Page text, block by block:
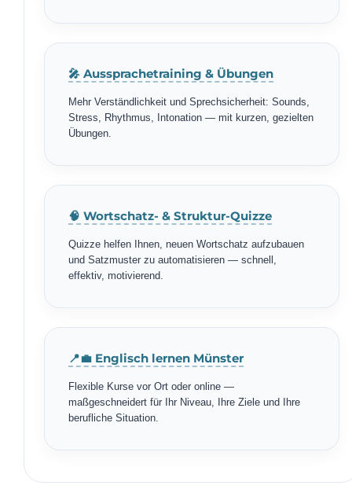
🎤 Aussprachetraining & Übungen
Mehr Verständlichkeit und Sprechsicherheit: Sounds,
Stress, Rhythmus, Intonation — mit kurzen, gezielten
Übungen.
🧠 Wortschatz- & Struktur-Quizze
Quizze helfen Ihnen, neuen Wortschatz aufzubauen
und Satzmuster zu automatisieren — schnell,
effektiv, motivierend.
📍💼 Englisch lernen Münster
Flexible Kurse vor Ort oder online —
maßgeschneidert für Ihr Niveau, Ihre Ziele und Ihre
berufliche Situation.